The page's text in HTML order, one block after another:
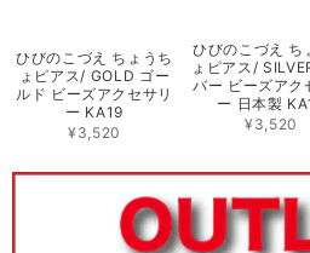
ひびのこづえ ちょうち
ょピアス/ GOLD ゴー
ルド ビーズアクセサリ
ー KA19
¥3,520
ひびのこづえ ち
ょピアス/
バー ビーズアク
ー 日本製
¥3,520